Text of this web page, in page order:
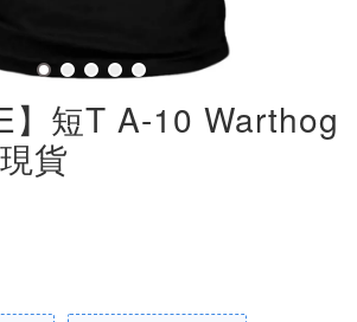
】短T A-10 Warthog
貨